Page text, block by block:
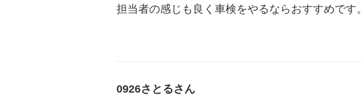
担当者の感じも良く車検をやるならおすすめです。
0926さとるさん